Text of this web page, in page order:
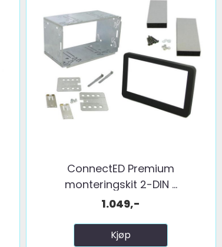
ConnectED Premium
monteringskit 2-DIN ...
1.049,-
Kjøp